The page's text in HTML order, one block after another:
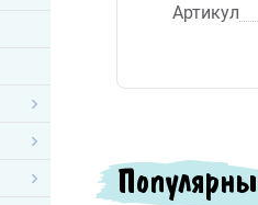
Артикул